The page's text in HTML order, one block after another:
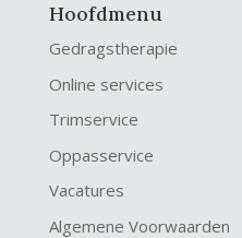
Hoofdmenu
Gedragstherapie
Online services
Trimservice
Oppasservice
Vacatures
Algemene Voorwaarden